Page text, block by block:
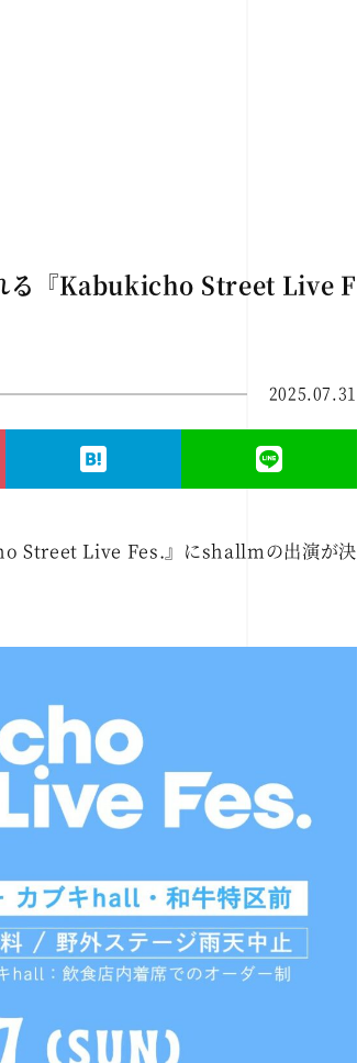
る『Kabukicho Street Live F
2025.07.31
Street Live Fes.』にshallmの出演が決